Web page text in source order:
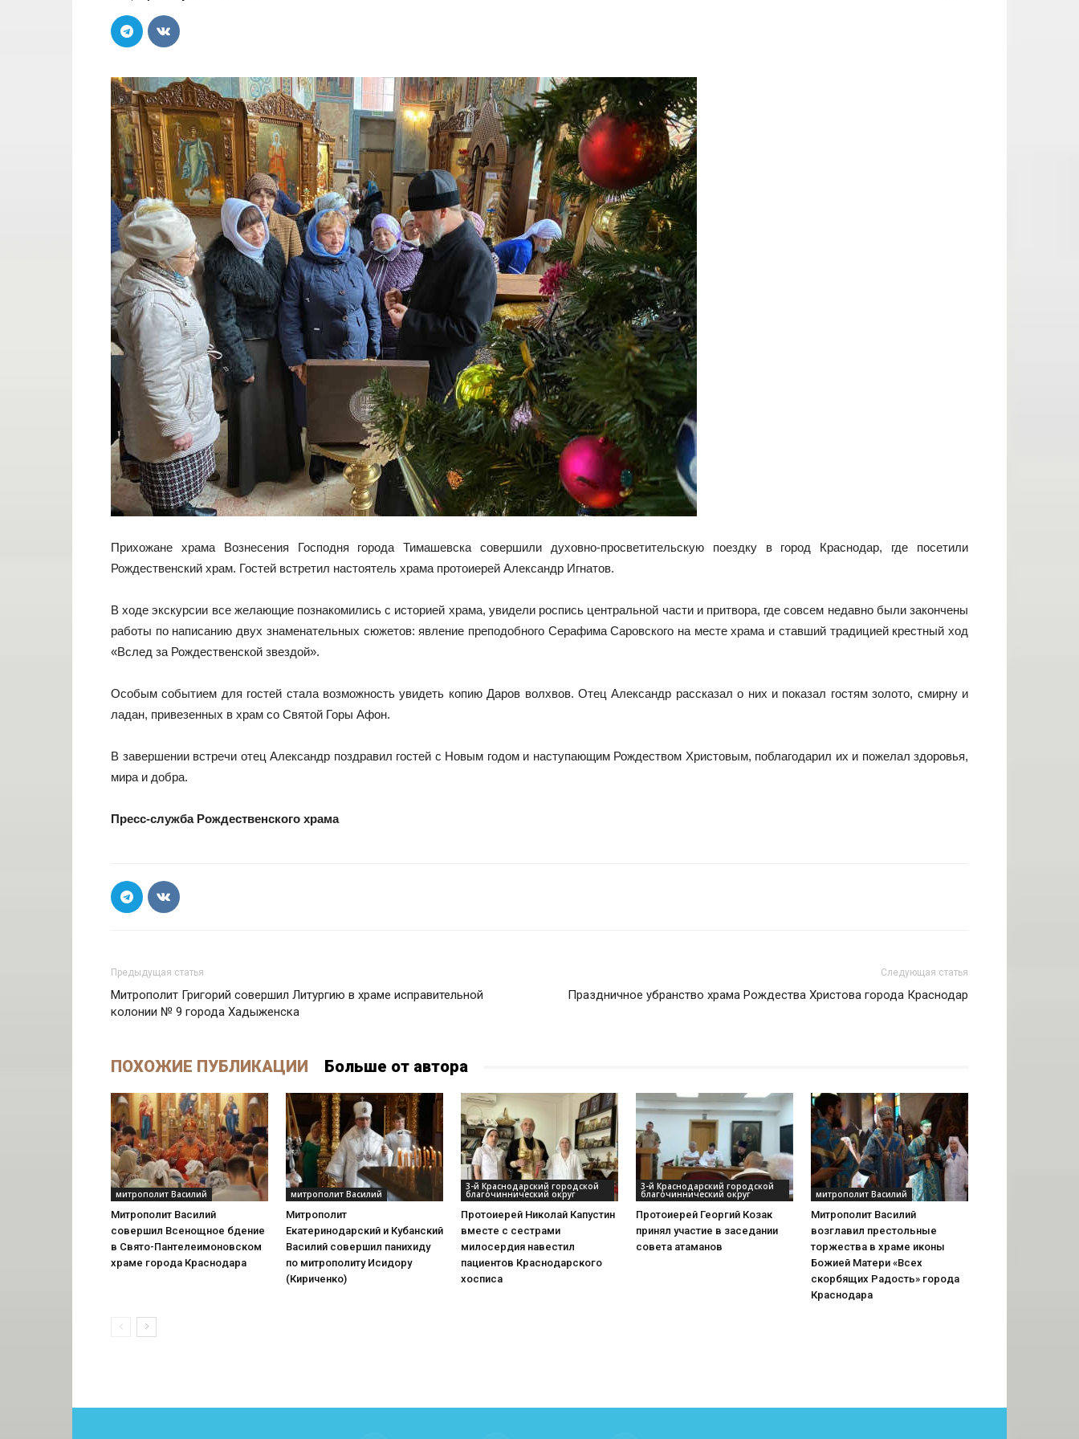
Кубанской
епархии
Прихожане храма Вознесения Господня города Тимашевска совершили духовно-просветительскую поездку в город Краснодар, где посетили
Рождественский храм. Гостей встретил настоятель храма протоиерей Александр Игнатов.
В ходе экскурсии все желающие познакомились с историей храма, увидели роспись центральной части и притвора, где совсем недавно были закончены
работы по написанию двух знаменательных сюжетов: явление преподобного Серафима Саровского на месте храма и ставший традицией крестный ход
«Вслед за Рождественской звездой».
Особым событием для гостей стала возможность увидеть копию Даров волхвов. Отец Александр рассказал о них и показал гостям золото, смирну и
ладан, привезенных в храм со Святой Горы Афон.
В завершении встречи отец Александр поздравил гостей с Новым годом и наступающим Рождеством Христовым, поблагодарил их и пожелал здоровья,
мира и добра.
Пресс-служба Рождественского храма
Предыдущая статья
Митрополит Григорий совершил Литургию в храме исправительной
колонии № 9 города Хадыженска
Следующая статья
Праздничное убранство храма Рождества Христова города Краснодар
ПОХОЖИЕ ПУБЛИКАЦИИ Больше от автора
митрополит Василий
Митрополит Василий
совершил Всенощное бдение
в Свято-Пантелеимоновском
храме города Краснодара
митрополит Василий
Митрополит
Екатеринодарский и Кубанский
Василий совершил панихиду
по митрополиту Исидору
(Кириченко)
3-й Краснодарский городской
благочиннический округ
Протоиерей Николай Капустин
вместе с сестрами
милосердия навестил
пациентов Краснодарского
хосписа
3-й Краснодарский городской
благочиннический округ
Протоиерей Георгий Козак
принял участие в заседании
совета атаманов
митрополит Василий
Митрополит Василий
возглавил престольные
торжества в храме иконы
Божией Матери «Всех
скорбящих Радость» города
Краснодара